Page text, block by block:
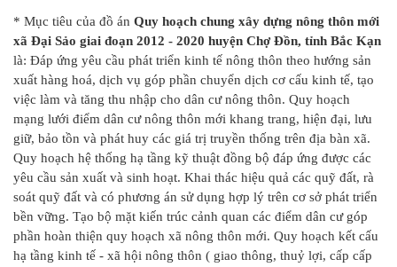
* Mục tiêu của đồ án Quy hoạch chung xây dựng nông thôn mới
xã Đại Sảo giai đoạn 2012 - 2020 huyện Chợ Đồn, tỉnh Bắc Kạn
là: Đáp ứng yêu cầu phát triển kinh tế nông thôn theo hướng sản
xuất hàng hoá, dịch vụ góp phần chuyển dịch cơ cấu kinh tế, tạo
việc làm và tăng thu nhập cho dân cư nông thôn. Quy hoạch
mạng lưới điểm dân cư nông thôn mới khang trang, hiện đại, lưu
giữ, bảo tồn và phát huy các giá trị truyền thống trên địa bàn xã.
Quy hoạch hệ thống hạ tầng kỹ thuật đồng bộ đáp ứng được các
yêu cầu sản xuất và sinh hoạt. Khai thác hiệu quả các quỹ đất, rà
soát quỹ đất và có phương án sử dụng hợp lý trên cơ sở phát triển
bền vững. Tạo bộ mặt kiến trúc cảnh quan các điểm dân cư góp
phần hoàn thiện quy hoạch xã nông thôn mới. Quy hoạch kết cấu
hạ tầng kinh tế - xã hội nông thôn ( giao thông, thuỷ lợi, cấp cấp